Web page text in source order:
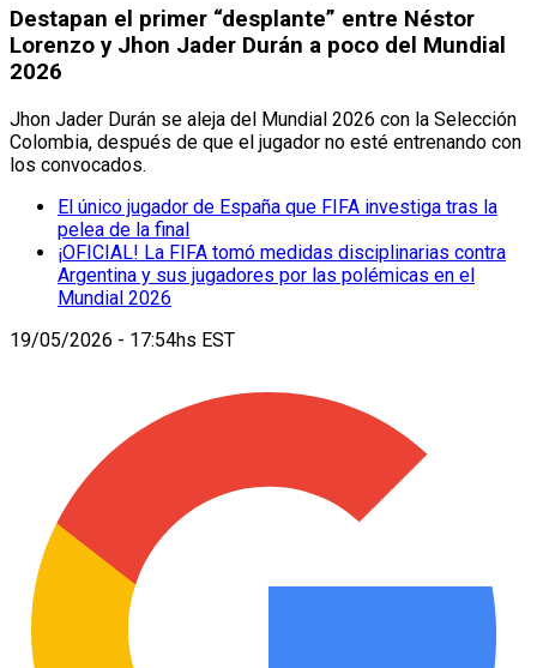
Destapan el primer “desplante” entre Néstor
Lorenzo y Jhon Jader Durán a poco del Mundial
2026
Jhon Jader Durán se aleja del Mundial 2026 con la Selección
Colombia, después de que el jugador no esté entrenando con
los convocados.
El único jugador de España que FIFA investiga tras la
pelea de la final
¡OFICIAL! La FIFA tomó medidas disciplinarias contra
Argentina y sus jugadores por las polémicas en el
Mundial 2026
19/05/2026 - 17:54hs EST